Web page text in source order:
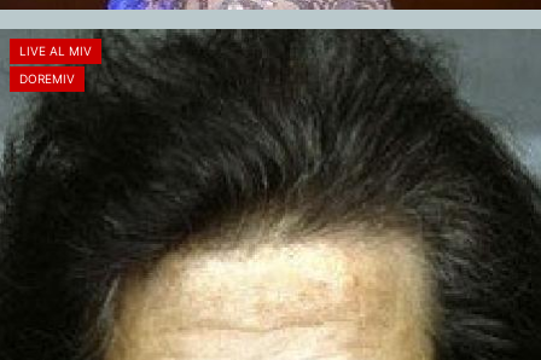
LIVE AL MIV
DOREMIV